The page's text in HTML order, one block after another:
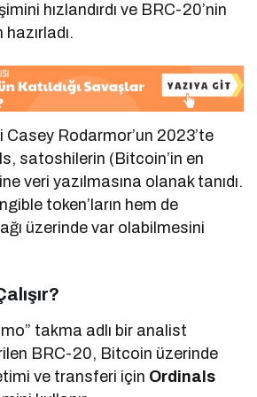
hızlandırdı ve BRC-20’nin
Casey Rodarmor’un 2023’te
satoshilerin (Bitcoin’in en
veri yazılmasına olanak tanıdı.
token’ların hem de
üzerinde var olabilmesini
takma adlı bir analist
BRC-20, Bitcoin üzerinde
ve transferi için Ordinals